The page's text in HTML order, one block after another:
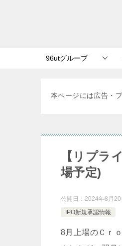
96utグループ
本ページには広告・
【リプラ
場予定)
公開日： 2024年8月20
IPO新規承認情報
8月上場のＣｒ